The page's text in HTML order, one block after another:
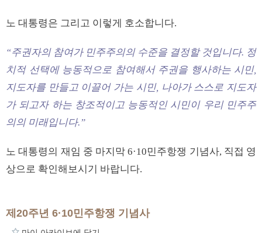
노 대통령은 그리고 이렇게 호소합니다.
“주권자의 참여가 민주주의의 수준을 결정할 것입니다. 정
치적 선택에 능동적으로 참여해서 주권을 행사하는 시민,
지도자를 만들고 이끌어 가는 시민, 나아가 스스로 지도자
가 되고자 하는 창조적이고 능동적인 시민이 우리 민주주
의의 미래입니다.”
노 대통령의 재임 중 마지막 6·10민주항쟁 기념사, 직접 영
상으로 확인해보시기 바랍니다.
제20주년 6·10민주항쟁 기념사